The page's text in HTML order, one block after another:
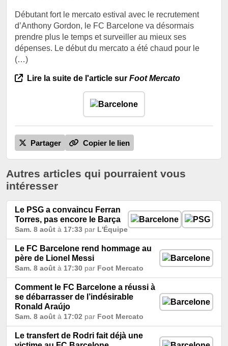
Débutant fort le mercato estival avec le recrutement
d’Anthony Gordon, le FC Barcelone va désormais
prendre plus le temps et surveiller au mieux ses
dépenses. Le début du mercato a été chaud pour le
(…)
Lire la suite de l'article sur Foot Mercato
Partager Copier le lien
Autres articles qui pourraient vous
intéresser
Le PSG a convaincu Ferran
Torres, pas encore le Barça
Sam. 8 août à 17:33 par L'Équipe
Le FC Barcelone rend hommage au
père de Lionel Messi
Sam. 8 août à 17:30 par Foot Mercato
Comment le FC Barcelone a réussi à
se débarrasser de l’indésirable
Ronald Araújo
Sam. 8 août à 17:02 par Foot Mercato
Le transfert de Rodri fait déjà une